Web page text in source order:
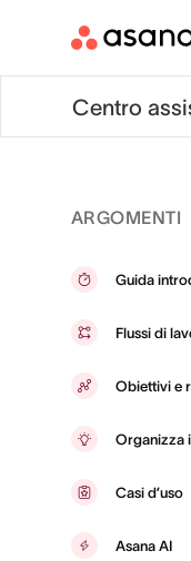
Centro
ARGOMENTI
Guida
Flussi di
Obiettivi e
Organizza
Casi d’uso
Asana AI